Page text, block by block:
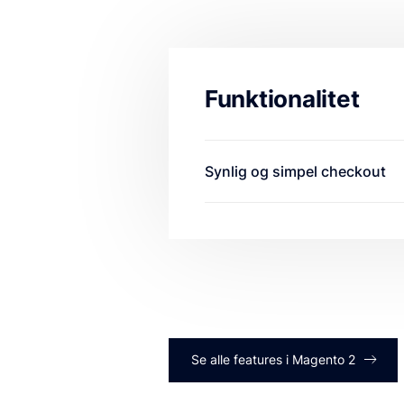
Funktionalitet
Synlig og simpel checkout
automatisk, når de
Se alle features i Magento 2